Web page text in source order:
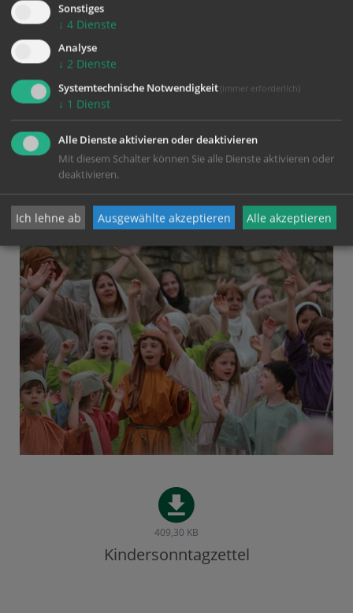
von 1. August 2026 bis 9. August 2026
409,30 KB
Kindersonntagzettel
Sonstiges
↓ 4 Dienste
Analyse
↓ 2 Dienste
Systemtechnische Notwendigkeit (immer erforderlich)
↓ 1 Dienst
Alle Dienste aktivieren oder deaktivieren
Mit diesem Schalter können Sie alle Dienste aktivieren oder
deaktivieren.
Ich lehne ab Ausgewählte akzeptieren Alle akzeptieren